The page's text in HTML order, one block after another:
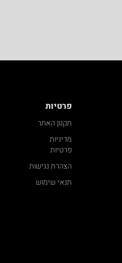
פרטיות
תקנון האתר
מדיניות
פרטיות
הצהרת נגישות
תנאי שימוש